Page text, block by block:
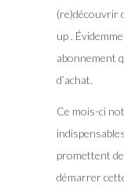
(re)découvrir
up .
abonnement
d’achat.
Ce mois-ci
promettent
démarrer